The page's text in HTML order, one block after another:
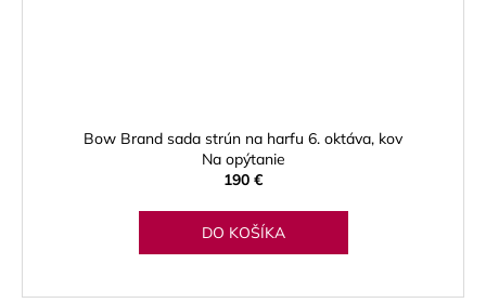
Bow Brand sada strún na harfu 6. oktáva, kov
Na opýtanie
190 €
DO KOŠÍKA